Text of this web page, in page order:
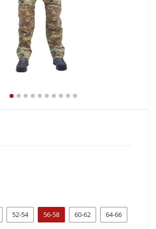
52-54 56-58 60-62 64-66